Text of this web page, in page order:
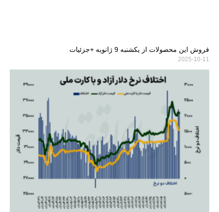
فروش این محصولات از یکشنبه 9 ژانویه +جزئیات
2025-10-11